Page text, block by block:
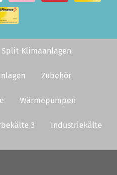
Split-Klimaanlagen
Zubehör
Wärmepumpen
3 Industriekälte